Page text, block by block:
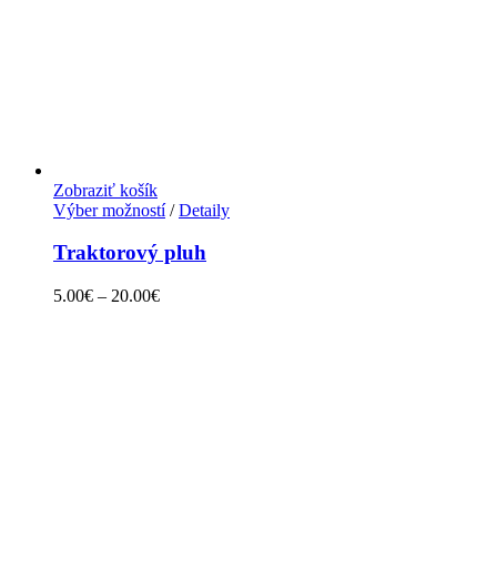
Zobraziť košík
Výber možností/ Detaily
Traktorový pluh
5.00€ – 20.00€